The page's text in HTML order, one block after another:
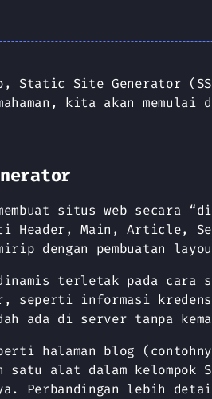
Site Generator
kita akan
situs web secara
Header, Main, Article,
dengan pembuatan
terletak pada cara
seperti informasi
ada di server tanpa
halaman blog
satu alat dalam
Perbandingan lebih